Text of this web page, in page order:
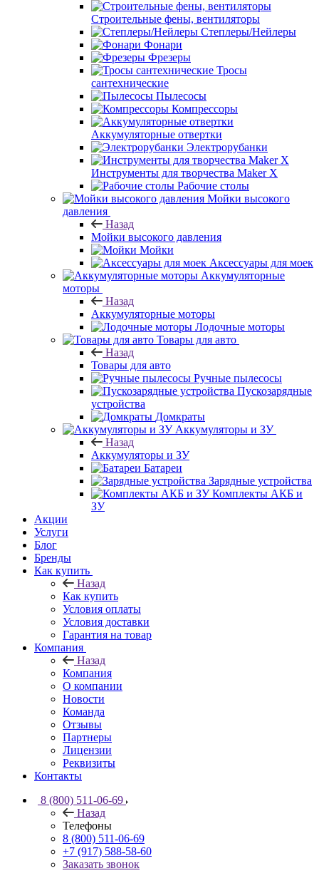
Строительные фены, вентиляторы
Степлеры/Нейлеры
Фонари
Фрезеры
Тросы
сантехнические
Пылесосы
Компрессоры
Аккумуляторные отвертки
Электрорубанки
Инструменты для творчества Maker X
Рабочие столы
Мойки высокого
давления
Назад
Мойки высокого давления
Мойки
Аксессуары для моек
Аккумуляторные
моторы
Назад
Аккумуляторные моторы
Лодочные моторы
Товары для авто
Назад
Товары для авто
Ручные пылесосы
Пускозарядные
устройства
Домкраты
Аккумуляторы и ЗУ
Назад
Аккумуляторы и ЗУ
Батареи
Зарядные устройства
Комплекты АКБ и
ЗУ
Акции
Услуги
Блог
Бренды
Как купить
Назад
Как купить
Условия оплаты
Условия доставки
Гарантия на товар
Компания
Назад
Компания
О компании
Новости
Команда
Отзывы
Партнеры
Лицензии
Реквизиты
Контакты
8 (800) 511-06-69
Назад
Телефоны
8 (800) 511-06-69
+7 (917) 588-58-60
Заказать звонок